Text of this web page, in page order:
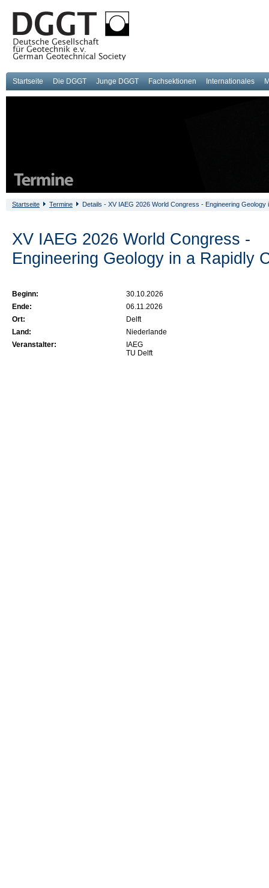
Startseite Die DGGT Junge DGGT Fachsektionen Internationales
Startseite Termine Details - XV IAEG 2026 World Congress - Engineering Geology
XV IAEG 2026 World Congress -
Engineering Geology in a Rapidly
Beginn:
30.10.2026
Ende:
06.11.2026
Ort:
Delft
Land:
Niederlande
Veranstalter:
IAEG
TU Delft